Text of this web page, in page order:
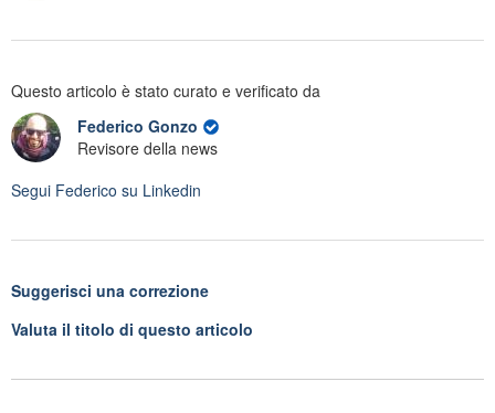
Questo articolo è stato curato e verificato da
Federico Gonzo
Revisore della news
Segui Federico su Linkedin
Suggerisci una correzione
Valuta il titolo di questo articolo